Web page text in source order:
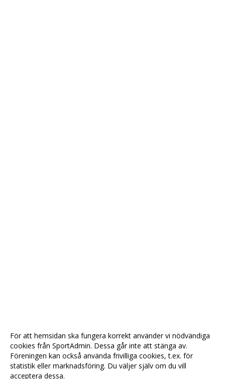
För att hemsidan ska fungera korrekt använder vi nödvändiga
cookies från SportAdmin. Dessa går inte att stänga av.
Föreningen kan också använda frivilliga cookies, t.ex. för
statistik eller marknadsföring. Du väljer själv om du vill
acceptera dessa.